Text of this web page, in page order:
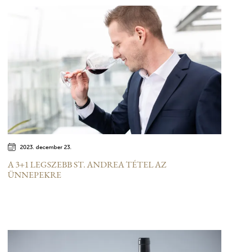
2023. december 23.
A 3+1 LEGSZEBB ST. ANDREA TÉTEL AZ
ÜNNEPEKRE